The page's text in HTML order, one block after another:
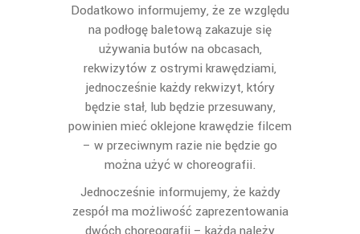
Dodatkowo informujemy, że ze względu
na podłogę baletową zakazuje się
używania butów na obcasach,
rekwizytów z ostrymi krawędziami,
jednocześnie każdy rekwizyt, który
będzie stał, lub będzie przesuwany,
powinien mieć oklejone krawędzie filcem
– w przeciwnym razie nie będzie go
można użyć w choreografii.
Jednocześnie informujemy, że każdy
zespół ma możliwość zaprezentowania